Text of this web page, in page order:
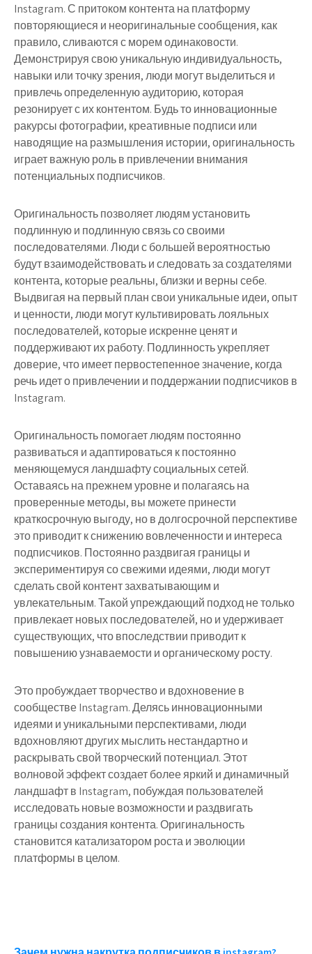
Instagram. С притоком контента на платформу
повторяющиеся и неоригинальные сообщения, как
правило, сливаются с морем одинаковости.
Демонстрируя свою уникальную индивидуальность,
навыки или точку зрения, люди могут выделиться и
привлечь определенную аудиторию, которая
резонирует с их контентом. Будь то инновационные
ракурсы фотографии, креативные подписи или
наводящие на размышления истории, оригинальность
играет важную роль в привлечении внимания
потенциальных подписчиков.
Оригинальность позволяет людям установить
подлинную и подлинную связь со своими
последователями. Люди с большей вероятностью
будут взаимодействовать и следовать за создателями
контента, которые реальны, близки и верны себе.
Выдвигая на первый план свои уникальные идеи, опыт
и ценности, люди могут культивировать лояльных
последователей, которые искренне ценят и
поддерживают их работу. Подлинность укрепляет
доверие, что имеет первостепенное значение, когда
речь идет о привлечении и поддержании подписчиков в
Instagram.
Оригинальность помогает людям постоянно
развиваться и адаптироваться к постоянно
меняющемуся ландшафту социальных сетей.
Оставаясь на прежнем уровне и полагаясь на
проверенные методы, вы можете принести
краткосрочную выгоду, но в долгосрочной перспективе
это приводит к снижению вовлеченности и интереса
подписчиков. Постоянно раздвигая границы и
экспериментируя со свежими идеями, люди могут
сделать свой контент захватывающим и
увлекательным. Такой упреждающий подход не только
привлекает новых последователей, но и удерживает
существующих, что впоследствии приводит к
повышению узнаваемости и органическому росту.
Это пробуждает творчество и вдохновение в
сообществе Instagram. Делясь инновационными
идеями и уникальными перспективами, люди
вдохновляют других мыслить нестандартно и
раскрывать свой творческий потенциал. Этот
волновой эффект создает более яркий и динамичный
ландшафт в Instagram, побуждая пользователей
исследовать новые возможности и раздвигать
границы создания контента. Оригинальность
становится катализатором роста и эволюции
платформы в целом.